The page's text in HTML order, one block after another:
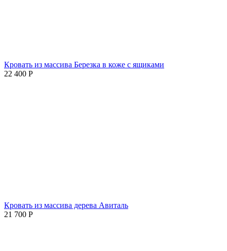
Кровать из массива Березка в коже с ящиками
22 400 Р
Кровать из массива дерева Авиталь
21 700 Р